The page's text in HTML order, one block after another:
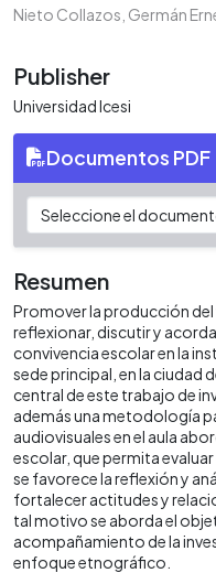
Nieto Collazos, Germán
Publisher
Universidad Icesi
Documentos PDF
Resumen
Promover la producción
reflexionar, discutir y
convivencia escolar en la
sede principal, en la ciudad
central de este trabajo de
además una metodología
audiovisuales en el aula
escolar, que permita
se favorece la reflexión y
fortalecer actitudes y
tal motivo se aborda el
acompañamiento de la
enfoque etnográfico.